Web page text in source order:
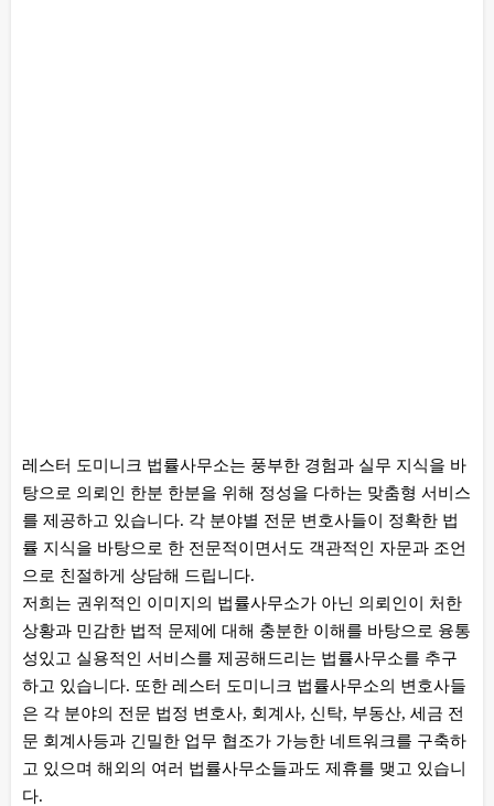
레스터 도미니크 법률사무소는 풍부한 경험과 실무 지식을 바
탕으로 의뢰인 한분 한분을 위해 정성을 다하는 맞춤형 서비스
를 제공하고 있습니다. 각 분야별 전문 변호사들이 정확한 법
률 지식을 바탕으로 한 전문적이면서도 객관적인 자문과 조언
으로 친절하게 상담해 드립니다.
저희는 권위적인 이미지의 법률사무소가 아닌 의뢰인이 처한
상황과 민감한 법적 문제에 대해 충분한 이해를 바탕으로 융통
성있고 실용적인 서비스를 제공해드리는 법률사무소를 추구
하고 있습니다. 또한 레스터 도미니크 법률사무소의 변호사들
은 각 분야의 전문 법정 변호사, 회계사, 신탁, 부동산, 세금 전
문 회계사등과 긴밀한 업무 협조가 가능한 네트워크를 구축하
고 있으며 해외의 여러 법률사무소들과도 제휴를 맺고 있습니
다.